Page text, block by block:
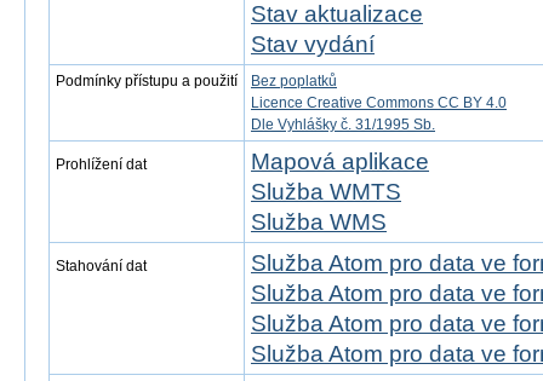
Stav aktualizace
Stav vydání
Podmínky přístupu a použití
Bez poplatků
Licence Creative Commons CC BY 4.0
Dle Vyhlášky č. 31/1995 Sb.
Prohlížení dat
Mapová aplikace
Služba WMTS
Služba WMS
Stahování dat
Služba Atom pro data ve
Služba Atom pro data ve
Služba Atom pro data ve
Služba Atom pro data ve